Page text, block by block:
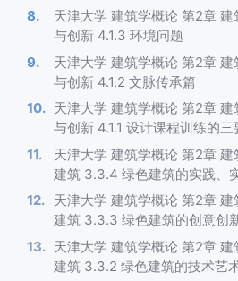
天津大学 建筑学概论 第2章
与创新 4.1.3 环境问题
天津大学 建筑学概论 第2章
与创新 4.1.2 文脉传承篇
天津大学 建筑学概论 第2章
与创新 4.1.1 设计课程训练的三
天津大学 建筑学概论 第2章
建筑 3.3.4 绿色建筑的实践、
天津大学 建筑学概论 第2章
建筑 3.3.3 绿色建筑的创意创
天津大学 建筑学概论 第2章
建筑 3.3.2 绿色建筑的技术艺